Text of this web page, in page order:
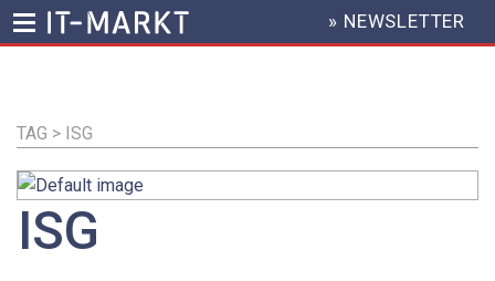
Inhalt
HEADER
MENU
» NEWSLETTER
TAG > ISG
ISG